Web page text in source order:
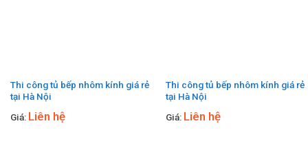
Thi công tủ bếp nhôm kính giá rẻ
tại Hà Nội
Giá: Liên hệ
Thi công tủ bếp nhôm kính giá rẻ
tại Hà Nội
Giá: Liên hệ